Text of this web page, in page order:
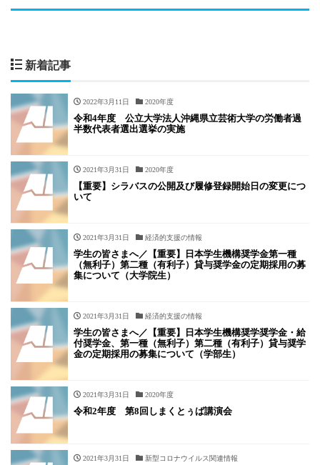
新着記事
2022年3月11日 2020年度
令和4年度 公立大学法人沖縄県立芸術大学の労働者過
半数代表者選出選挙の実施
2021年3月31日 2020年度
【重要】シラバスの公開及び履修登録開始日の変更につ
いて
2021年3月31日 経済的支援の情報
学生の皆さまへ／【重要】日本学生機構奨学金第一種
（無利子）第二種（有利子）貸与奨学金の定期採用の募
集について（大学院生）
2021年3月31日 経済的支援の情報
学生の皆さまへ／【重要】日本学生機構奨学奨学金・給
付奨学金、第一種（無利子）第二種（有利子）貸与奨学
金の定期採用の募集について（学部生）
2021年3月31日 2020年度
令和2年度 第8回しまくとぅば講演会
2021年3月31日 新型コロナウイルス関連情報